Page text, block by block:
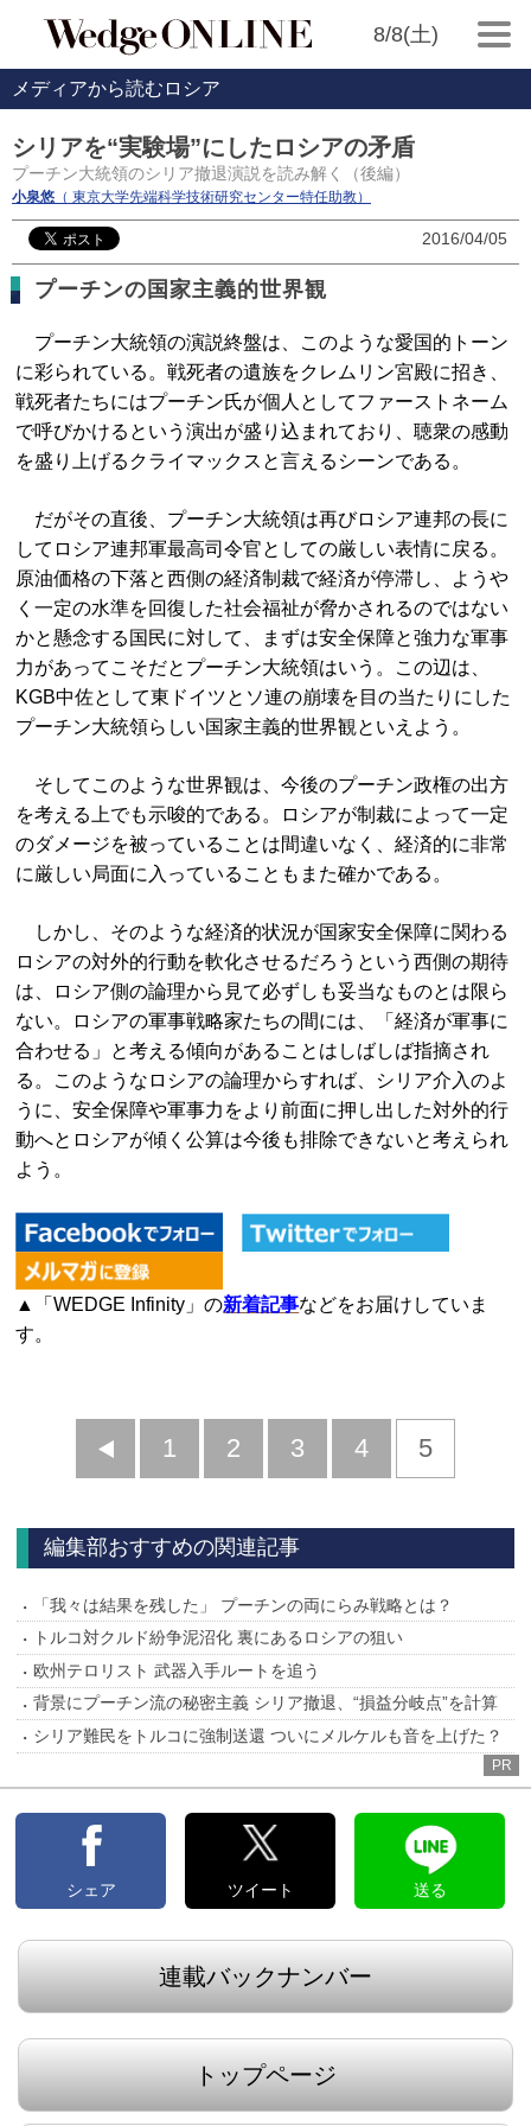
8/8(土)
メディアから読むロシア
シリアを“実験場”にしたロシアの矛盾
プーチン大統領のシリア撤退演説を読み解く（後編）
小泉悠 （ 東京大学先端科学技術研究センター特任助教）
2016/04/05
プーチンの国家主義的世界観
プーチン大統領の演説終盤は、このような愛国的トーン
に彩られている。戦死者の遺族をクレムリン宮殿に招き、
戦死者たちにはプーチン氏が個人としてファーストネーム
で呼びかけるという演出が盛り込まれており、聴衆の感動
を盛り上げるクライマックスと言えるシーンである。
だがその直後、プーチン大統領は再びロシア連邦の長に
してロシア連邦軍最高司令官としての厳しい表情に戻る。
原油価格の下落と西側の経済制裁で経済が停滞し、ようや
く一定の水準を回復した社会福祉が脅かされるのではない
かと懸念する国民に対して、まずは安全保障と強力な軍事
力があってこそだとプーチン大統領はいう。この辺は、
KGB中佐として東ドイツとソ連の崩壊を目の当たりにした
プーチン大統領らしい国家主義的世界観といえよう。
そしてこのような世界観は、今後のプーチン政権の出方
を考える上でも示唆的である。ロシアが制裁によって一定
のダメージを被っていることは間違いなく、経済的に非常
に厳しい局面に入っていることもまた確かである。
しかし、そのような経済的状況が国家安全保障に関わる
ロシアの対外的行動を軟化させるだろうという西側の期待
は、ロシア側の論理から見て必ずしも妥当なものとは限ら
ない。ロシアの軍事戦略家たちの間には、「経済が軍事に
合わせる」と考える傾向があることはしばしば指摘され
る。このようなロシアの論理からすれば、シリア介入のよ
うに、安全保障や軍事力をより前面に押し出した対外的行
動へとロシアが傾く公算は今後も排除できないと考えられ
よう。
▲「WEDGE Infinity」の新着記事などをお届けしていま
す。
前
1 2 3 4 5
編集部おすすめの関連記事
「我々は結果を残した」 プーチンの両にらみ戦略とは？
トルコ対クルド紛争泥沼化 裏にあるロシアの狙い
欧州テロリスト 武器入手ルートを追う
背景にプーチン流の秘密主義 シリア撤退、“損益分岐点”を計算
シリア難民をトルコに強制送還 ついにメルケルも音を上げた？
PR
シェア ツイート 送る
連載バックナンバー
トップページ